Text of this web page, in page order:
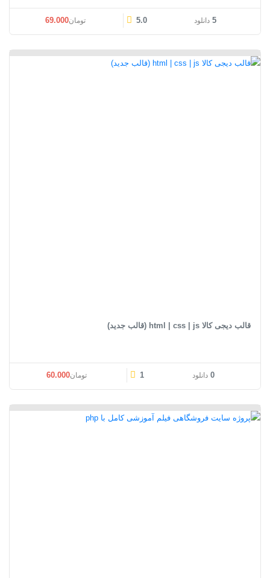
5 دانلود 5.0 تومان69.000
قالب دیجی کالا html | css | js (قالب جدید)
0 دانلود 1 تومان60.000